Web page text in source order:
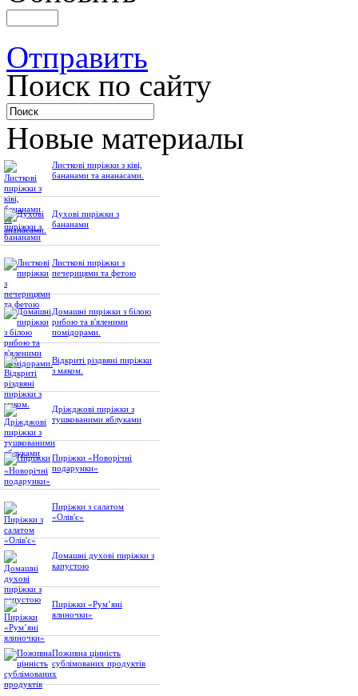
Отправить
Поиск по сайту
Новые материалы
Листкові пиріжки з ківі,
бананами та ананасами.
Духові пиріжки з
бананами
Листкові пиріжки з
печерицями та фетою
Домашні пиріжки з білою
рибою та в'яленими
помідорами.
Відкриті різдвяні пиріжки
з маком.
Дріжджові пиріжки з
тушкованими яблуками
Пиріжки «Новорічні
подарунки»
Пиріжки з салатом
«Олів'є»
Домашні духові пиріжки з
капустою
Пиріжки «Рум’яні
ялиночки»
Поживна цінність
сублімованих продуктів